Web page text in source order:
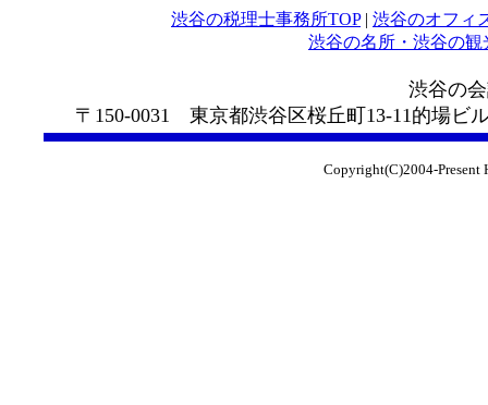
渋谷の税理士事務所TOP| 渋谷のオフィ
渋谷の名所・渋谷の観
渋谷の会計事務所 中
〒150-0031 東京都渋谷区桜丘町13-11的場
Copyright(C)2004-Present